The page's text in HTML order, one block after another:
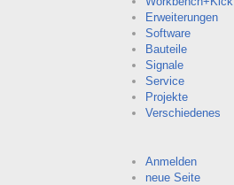
Erweiterungen
Software
Bauteile
Signale
Service
Projekte
Verschiedenes
Anmelden
neue Seite